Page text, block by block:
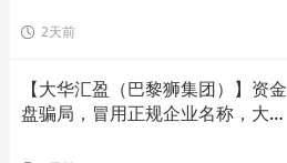
2天前
【大华汇盈（巴黎狮集团）】资金
盘骗局，冒用正规企业名称，大量